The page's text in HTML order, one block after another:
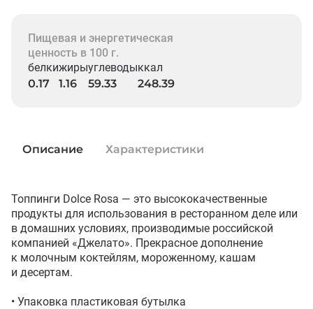
Пищевая и энергетическая
ценность в 100 г.
белки
0.17
жиры
1.16
углеводы
59.33
ккал
248.39
Описание Характеристики
Топпинги Dolce Rosa — это высококачественные
продукты для использования в ресторанном деле или
в домашних условиях, производимые российской
компанией «Джелато». Прекрасное дополнение
к молочным коктейлям, мороженному, кашам
и десертам.
• Упаковка пластиковая бутылка